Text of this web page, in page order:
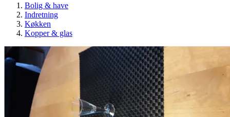
Bolig & have
Indretning
Køkken
Kopper & glas